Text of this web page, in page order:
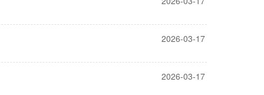
2026-03-17
2026-03-17